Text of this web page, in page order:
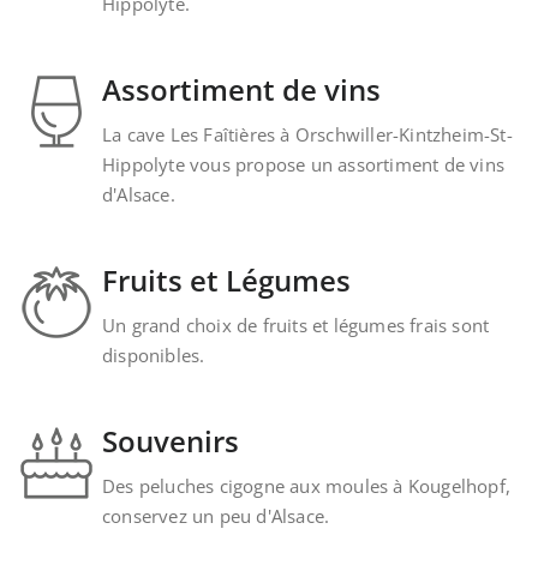
Assortiment de vins
La cave Les Faîtières à Orschwiller-Kintzheim-St-
Hippolyte vous propose un assortiment de vins
d'Alsace.
Fruits et Légumes
Un grand choix de fruits et légumes frais sont
disponibles.
Souvenirs
Des peluches cigogne aux moules à Kougelhopf,
conservez un peu d'Alsace.